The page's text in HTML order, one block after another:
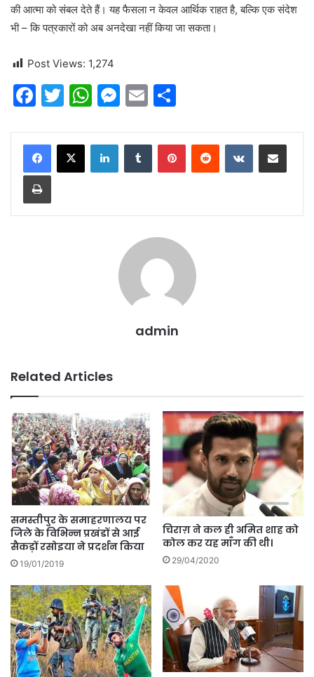
की आत्मा को संबल देते हैं। यह फैसला न केवल आर्थिक राहत है, बल्कि एक संदेश
भी – कि पत्रकारों को अब अनदेखा नहीं किया जा सकता।
Post Views: 1,274
F
c
e
b
o
T
itt
er
W
at
s
M
s
er
E
ai ar
e
LinkedInTumblr PinterestReddit VKontakteShare via Email
Print
admin
Related Articles
समस्तीपुर के समाहरणालय पर
जिले के विभिन्न प्रखंडों से आई
सैकड़ों रसोइया ने प्रदर्शन किया
19/01/2019
चिराग़ ने कल ही अमित शाह को
कोल कर यह माँग की थी।
29/04/2020